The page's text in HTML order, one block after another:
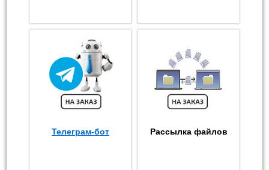
Телеграм-бот Рассылка файлов